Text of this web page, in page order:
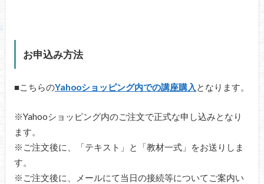
お申込み方法
■こちらのYahooショッピング内での講座購入 となります。
※Yahooショッピング内のご注文で正式な申し込みとなり
ます。
※ご注文後に、「テキスト」と「教材一式」をお送りしま
す。
※ご注文後に、メールにて当日の接続等についてご案内い